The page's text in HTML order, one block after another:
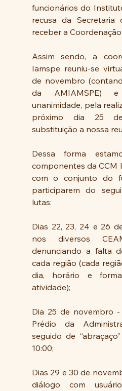
funcionários do
recusa da Secretaria
receber a
Assim sendo, a
Iamspe reuniu-se
de novembro
da AMIAMSPE)
unanimidade, pela
próximo dia 25
substituição a nossa
Dessa forma
componentes da CCM
com o conjunto do
participarem do
lutas:
Dias 22, 23, 24 e 26
nos diversos
denunciando a falta
cada região (cada
dia, horário e
atividade);
Dia 25 de novembro
Prédio da
seguido de
10:00;
Dias 29 e 30 de
diálogo com